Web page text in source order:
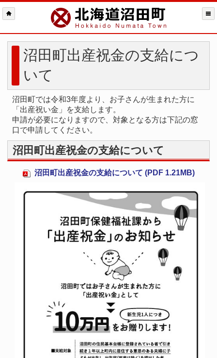
沼田町出産祝金の支給につ
いて
沼田町では令和3年度より、お子さんが生まれた方に
「出産祝い金」を支給します。
申請が必要になりますので、対象となる方は下記の窓
口で申請してください。
沼田町出産祝金の支給について
沼田町出産祝金の支給について (PDF 1.21MB)